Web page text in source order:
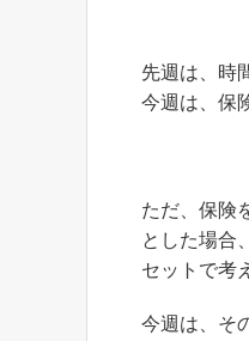
先週は、時
今週は、保
ただ、保険
とした場合
セットで考
今週は、そ